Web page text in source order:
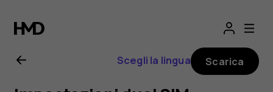
Manuale
d'uso Scegli la lingua Scarica